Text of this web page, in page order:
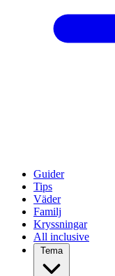
Guider
Tips
Väder
Familj
Kryssningar
All inclusive
Tema